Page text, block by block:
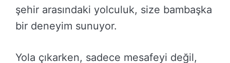
şehir arasındaki yolculuk, size bambaşka
bir deneyim sunuyor.
Yola çıkarken, sadece mesafeyi değil,